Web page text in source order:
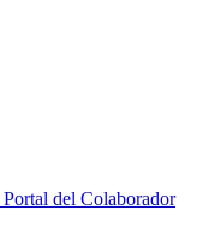
Portal del Colaborador